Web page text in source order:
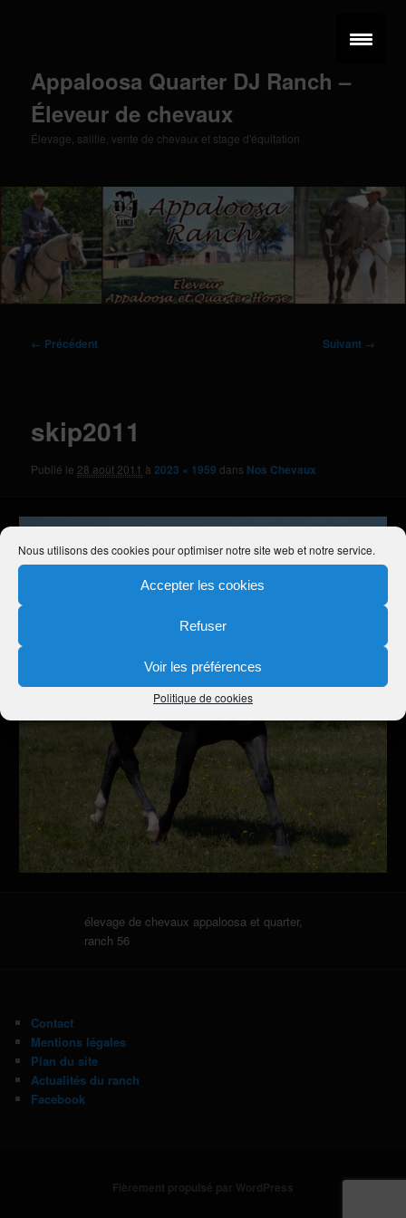
Nous utilisons des cookies pour optimiser notre site web et notre service.
Accepter les cookies
Refuser
Voir les préférences
Politique de cookies
Appaloosa Quarter DJ Ranch –
Éleveur de chevaux
Élevage, saillie, vente de chevaux et stage d'équitation
Navigation
← Précédent Suivant →
skip2011
Publié le 28 août 2011 à2023 × 1959 dans Nos Chevaux
élevage de chevaux appaloosa et quarter,
ranch 56
Contact
Mentions légales
Plan du site
Actualités du ranch
Facebook
Fièrement propulsé par WordPress